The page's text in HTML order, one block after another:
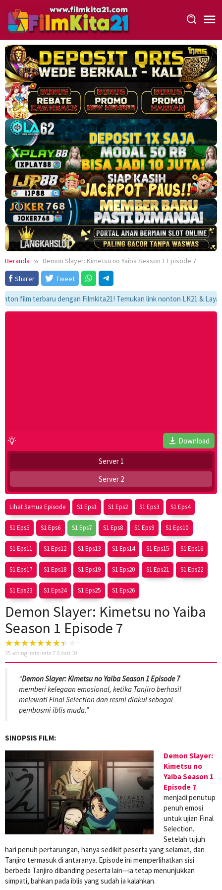
konten
Beranda
Demon Slayer: Kimetsu no Yaiba Season 1 Episode 7
Sharer
Tweet
film terbaru dengan Filmkita21! Temukan link nonton LK21 &
Download
Server 1
Server 2
Lihat Semua Episode S1 Eps1 S1 Eps2 S1 Eps3 S1 Eps4
S1 Eps5 S1 Eps6 S1 Eps7 S1 Eps8 S1 Eps9 S1 Eps10
S1 Eps11 S1 Eps12 S1 Eps13 S1 Eps14 S1 Eps15 S1 Eps16
S1 Eps17 S1 Eps18 S1 Eps19 S1 Eps20 S1 Eps21 S1 Eps22
S1 Eps23 S1 Eps24 S1 Eps25 S1 Eps26
Demon Slayer: Kimetsu no Yaiba
Season 1 Episode 7
35 voting, rata-rata 7.9 dari 10
“Demon Slayer: Kimetsu no Yaiba Season 1 Episode 7
memberi kelegaan emosional, ketika Tanjiro berhasil
melewati Final Selection dan resmi diakui sebagai
pembasmi iblis muda.”
SINOPSIS FILM:
Demon Slayer:
Kimetsu no
Yaiba Season 1
Episode 7
menjadi penutup
penuh emosi
untuk ujian Final
Selection.
Setelah tujuh
hari penuh pertarungan, hanya sedikit peserta yang selamat, dan
Tanjiro termasuk di antaranya. Episode ini memperlihatkan sisi
berbeda Tanjiro dibanding peserta lain—ia tetap menunjukkan
simpati, bahkan pada iblis yang sudah ia kalahkan.